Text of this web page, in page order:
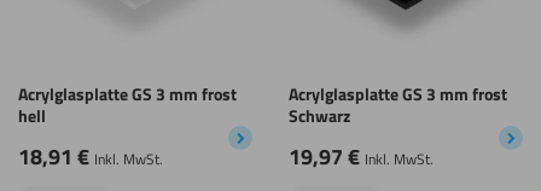
Acrylglasplatte GS 3 mm frost
hell
18,91 € Inkl. MwSt.
Acrylglasplatte GS 3 mm frost
Schwarz
19,97€ Inkl. MwSt.